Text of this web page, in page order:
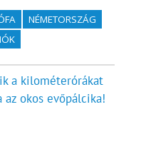
NÉMETORSZÁG
a kilométerórákat
az okos evőpálcika!